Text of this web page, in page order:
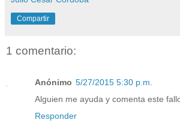
Compartir
1 comentario:
Anónimo 5/27/2015 5:30 p.m.
Alguien me ayuda y comenta este
Responder